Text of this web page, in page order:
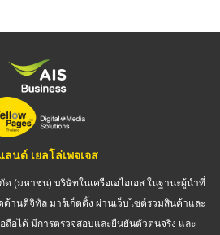
ลนด์ เยลโล่เพจเจส
ด (มหาชน) บริษัทในเครือเอไอเอส ในฐานะผู้นำที่
านดิจิทัล มาร์เก็ตติ้ง ผ่านเว็บไซต์รวมสินค้าและ
ถือได้ มีการตรวจสอบและยืนยันตัวตนจริง และ